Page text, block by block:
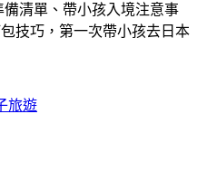
備清單、帶小孩入境注意事
技巧，第一次帶小孩去日本
旅遊